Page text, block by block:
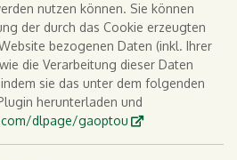
nutzen können. Sie können
der durch das Cookie erzeugten
bezogenen Daten (inkl. Ihrer
die Verarbeitung dieser Daten
sie das unter dem folgenden
herunterladen und
dlpage/gaoptou